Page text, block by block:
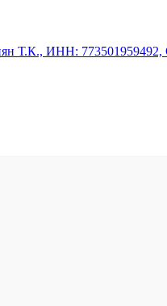
Т.К., ИНН: 773501959492,